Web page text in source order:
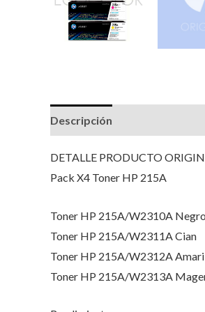
Descripción
DETALLE PRODUCTO
Pack X4 Toner HP 215A
Toner HP 215A/W2310A Negro
Toner HP 215A/W2311A Cian
Toner HP 215A/W2312A
Toner HP 215A/W2313A